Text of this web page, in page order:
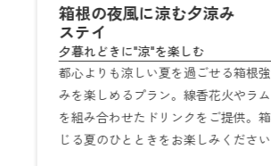
箱根の夜風に涼む夕涼み
ステイ
夕暮れどきに"涼"を楽しむ
都心よりも涼しい夏を過ごせる箱根
みを楽しめるプラン。線香花火やラ
を組み合わせたドリンクをご提供。
じる夏のひとときをお楽しみください